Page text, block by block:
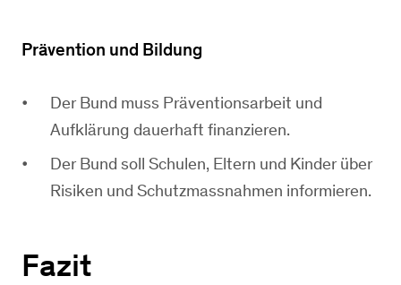
Prävention und Bildung
Der Bund muss Präventionsarbeit und
Aufklärung dauerhaft finanzieren.
Der Bund soll Schulen, Eltern und Kinder über
Risiken und Schutzmassnahmen informieren.
Fazit